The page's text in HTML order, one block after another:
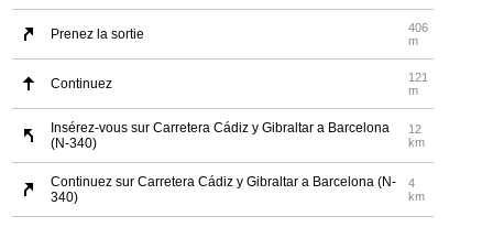
Prenez la sortie
406
m
Continuez
121
m
Insérez-vous sur Carretera Cádiz y Gibraltar a Barcelona
(N-340)
12
km
Continuez sur Carretera Cádiz y Gibraltar a Barcelona (N-
340)
4
km